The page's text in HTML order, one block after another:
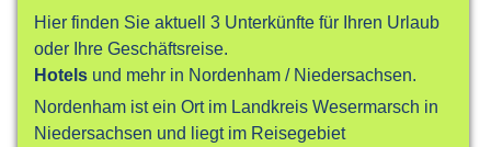
Hier finden Sie aktuell 3 Unterkünfte für Ihren Urlaub
oder Ihre Geschäftsreise.
Hotels und mehr in Nordenham / Niedersachsen.
Nordenham ist ein Ort im Landkreis Wesermarsch in
Niedersachsen und liegt im Reisegebiet